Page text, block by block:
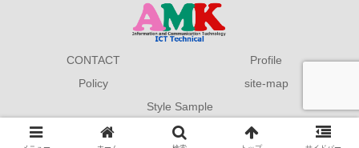
CONTACT
Profile
Policy
site-map
Style Sample
Copyright © 2019 AMK 情報館 All Rights Reserved.